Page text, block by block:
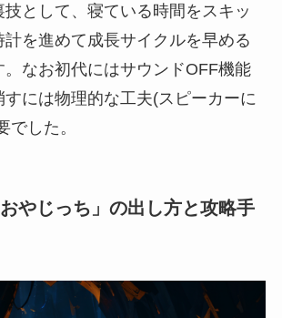
技として、寝ている時間をスキッ
を進めて成長サイクルを早める
。なお初代にはサウンドOFF機能
には物理的な工夫(スピーカーに
でした。
やじっち」の出し方と攻略手